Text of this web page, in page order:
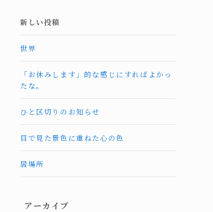
新しい投稿
世界
「お休みします」的な感じにすればよかっ
たな。
ひと区切りのお知らせ
目で見た景色に重ねた心の色
居場所
アーカイブ